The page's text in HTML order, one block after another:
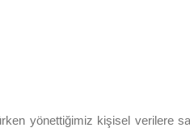
yönettiğimiz kişisel verilere